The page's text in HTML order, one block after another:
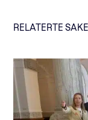
RELATERTE